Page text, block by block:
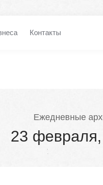
Контакты
Ежедневные
23